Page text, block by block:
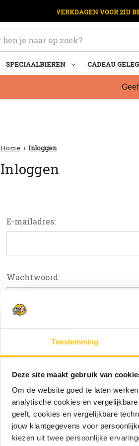
Toestemming
Deze site maakt gebruik van
Om de website goed te laten
analytische cookies en
geeft, cookies en vergelijkbare
jouw klantgegevens voor
kiezen uit twee persoonlijke
OP WERKDAGEN VOOR 21U
SPECIAALBIEREN CADEAU
Home Inloggen
Inloggen
E-mailadres:
Wachtwoord: